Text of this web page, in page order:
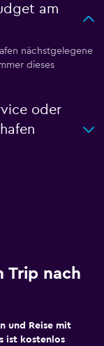
am
nächstgelegene
dieses
oder
Trip nach
und Reise mit
ist kostenlos